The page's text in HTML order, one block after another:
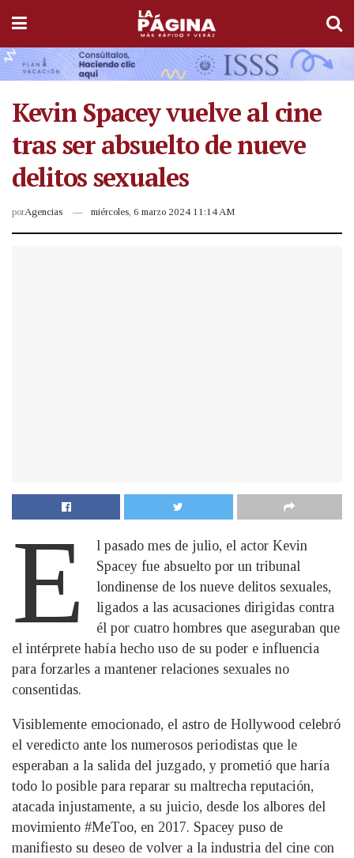
Kevin Spacey vuelve al cine
tras ser absuelto de nueve
delitos sexuales
porAgencias miércoles, 6 marzo 2024 11:14 AM
E
l pasado mes de julio, el actor Kevin
Spacey fue absuelto por un tribunal
londinense de los nueve delitos sexuales,
ligados a las acusaciones dirigidas contra
él por cuatro hombres que aseguraban que
el intérprete había hecho uso de su poder e influencia
para forzarles a mantener relaciones sexuales no
consentidas.
Visiblemente emocionado, el astro de Hollywood celebró
el veredicto ante los numerosos periodistas que le
esperaban a la salida del juzgado, y prometió que haría
todo lo posible para reparar su maltrecha reputación,
atacada injustamente, a su juicio, desde los albores del
movimiento #MeToo, en 2017. Spacey puso de
manifiesto su deseo de volver a la industria del cine con